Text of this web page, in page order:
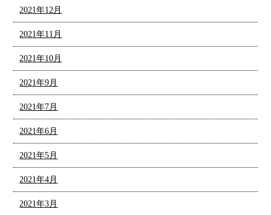
2021年12月
2021年11月
2021年10月
2021年9月
2021年7月
2021年6月
2021年5月
2021年4月
2021年3月